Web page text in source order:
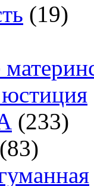
(19)
(233)
(83)